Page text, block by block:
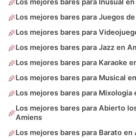
Los mejores bares para Inusual
Los mejores bares para Juegos
Los mejores bares para
Los mejores bares para Jazz en
Los mejores bares para Karaoke
Los mejores bares para Musical
Los mejores bares para Mixología
Los mejores bares para Abierto
Amiens
Los mejores bares para Barato en